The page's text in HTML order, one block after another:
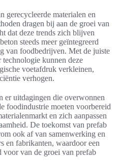
gerecycleerde materialen en
dragen bij aan de groei van
dat deze trends zich blijven
steeds meer geïntegreerd
van foodbedrijven. Met de juiste
technologie kunnen deze
voetafdruk verkleinen,
verhogen.
er uitdagingen die overwonnen
foodindustrie moeten voorbereid
en zich aanpassen
De toekomst van prefab
ook af van samenwerking en
en fabrikanten, waardoor een
voor van de groei van prefab